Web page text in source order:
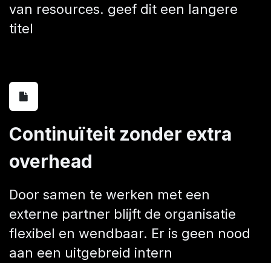
van resources. geef dit een langere
titel
Continuïteit zonder extra
overhead
Door samen te werken met een
externe partner blijft de organisatie
flexibel en wendbaar. Er is geen nood
aan een uitgebreid intern